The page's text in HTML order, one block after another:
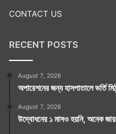
CONTACT US
RECENT POSTS
August 7, 2026
অপারেশনের জন্য হাসপাতালে ভর্তি
August 7, 2026
উদ্বোধনের ১ মাসও হয়নি, অনেক